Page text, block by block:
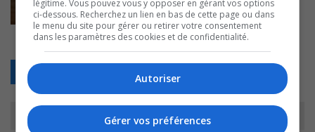
légitime. Vous pouvez vous y opposer en gérant vos options
ci-dessous. Recherchez un lien en bas de cette page ou dans
le menu du site pour gérer ou retirer votre consentement
dans les paramètres des cookies et de confidentialité.
Autoriser
Gérer vos préférences